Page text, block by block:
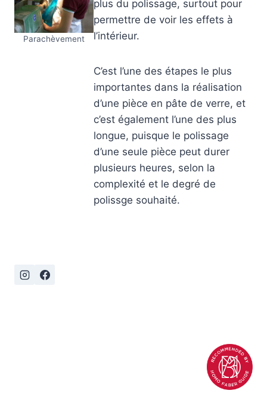
Parachèvement
plus du polissage, surtout pour
permettre de voir les effets à
l’intérieur.
C’est l’une des étapes le plus
importantes dans la réalisation
d’une pièce en pâte de verre, et
c’est également l’une des plus
longue, puisque le polissage
d’une seule pièce peut durer
plusieurs heures, selon la
complexité et le degré de
polissge souhaité.